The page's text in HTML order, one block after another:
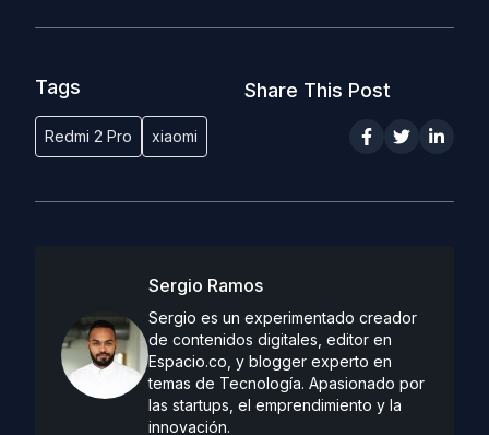
Tags
Redmi 2 Pro xiaomi
Share This Post
Sergio Ramos
Sergio es un experimentado creador
de contenidos digitales, editor en
Espacio.co, y blogger experto en
temas de Tecnología. Apasionado por
las startups, el emprendimiento y la
innovación.